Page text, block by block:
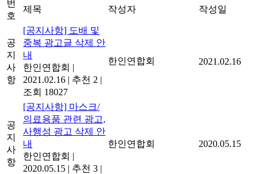
번
호
제목 작성자 작성일
공
지
사
항
[공지사항] 도배 및
중복 광고글 삭제 안
내
한인연합회 |
2021.02.16 | 추천 2 |
조회 18027
한인연합회 2021.02.16
공
지
사
항
[공지사항] 마스크/
의료용품 관련 광고,
사행성 광고 삭제 안
내
한인연합회 |
2020.05.15 | 추천 3 |
한인연합회 2020.05.15